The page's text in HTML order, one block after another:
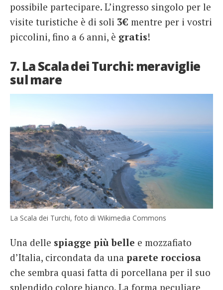
possibile partecipare. L’ingresso singolo per le
visite turistiche è di soli 3€ mentre per i vostri
piccolini, fino a 6 anni, è gratis!
7. La Scala dei Turchi: meraviglie
sul mare
La Scala dei Turchi, foto di Wikimedia Commons
Una delle spiagge più belle e mozzafiato
d’Italia, circondata da una parete rocciosa
che sembra quasi fatta di porcellana per il suo
splendido colore bianco. La forma peculiare